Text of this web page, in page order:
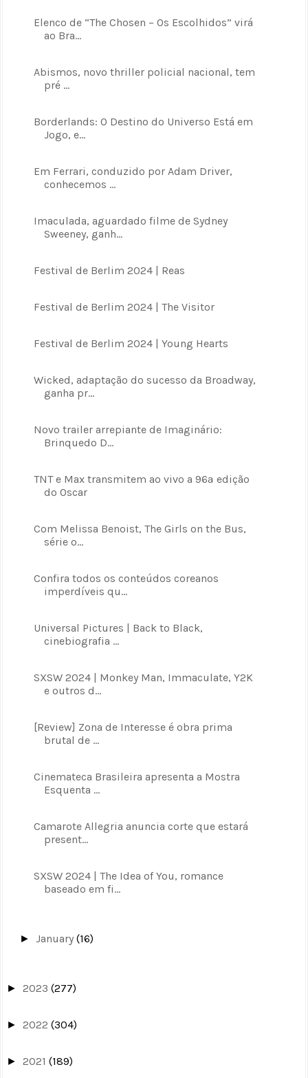
Elenco de “The Chosen – Os Escolhidos” virá
ao Bra...
Abismos, novo thriller policial nacional, tem
pré ...
Borderlands: O Destino do Universo Está em
Jogo, e...
Em Ferrari, conduzido por Adam Driver,
conhecemos ...
Imaculada, aguardado filme de Sydney
Sweeney, ganh...
Festival de Berlim 2024 | Reas
Festival de Berlim 2024 | The Visitor
Festival de Berlim 2024 | Young Hearts
Wicked, adaptação do sucesso da Broadway,
ganha pr...
Novo trailer arrepiante de Imaginário:
Brinquedo D...
TNT e Max transmitem ao vivo a 96ª edição
do Oscar
Com Melissa Benoist, The Girls on the Bus,
série o...
Confira todos os conteúdos coreanos
imperdíveis qu...
Universal Pictures | Back to Black,
cinebiografia ...
SXSW 2024 | Monkey Man, Immaculate, Y2K
e outros d...
[Review] Zona de Interesse é obra prima
brutal de ...
Cinemateca Brasileira apresenta a Mostra
Esquenta ...
Camarote Allegria anuncia corte que estará
present...
SXSW 2024 | The Idea of You, romance
baseado em fi...
►January(16)
► 2023 (277)
► 2022 (304)
► 2021 (189)